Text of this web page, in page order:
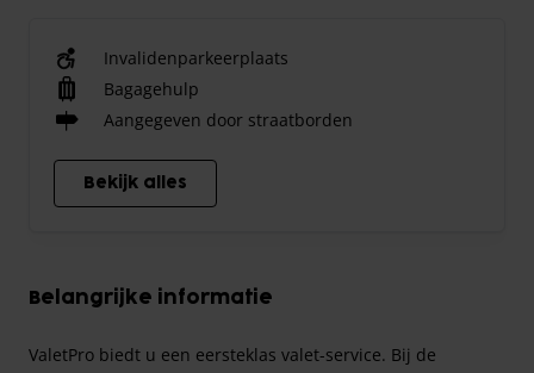
Invalidenparkeerplaats
Bagagehulp
Aangegeven door straatborden
Bekijk alles
Belangrijke informatie
ValetPro biedt u een eersteklas valet-service. Bij de